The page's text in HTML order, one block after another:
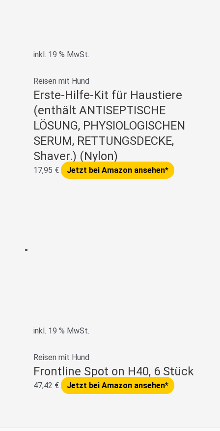
inkl. 19 % MwSt.
Reisen mit Hund
Erste-Hilfe-Kit für Haustiere
(enthält ANTISEPTISCHE
LÖSUNG, PHYSIOLOGISCHEN
SERUM, RETTUNGSDECKE,
Shaver.) (Nylon)
17,95 € Jetzt bei Amazon ansehen*
inkl. 19 % MwSt.
Reisen mit Hund
Frontline Spot on H40, 6 Stück
47,42 € Jetzt bei Amazon ansehen*